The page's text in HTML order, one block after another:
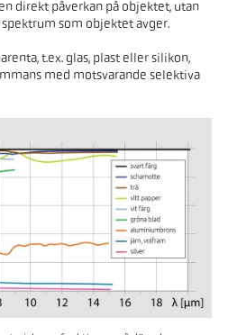
direkt påverkan på objektet, utan
som objektet avger.
t.ex. glas, plast eller silikon,
med motsvarande selektiva